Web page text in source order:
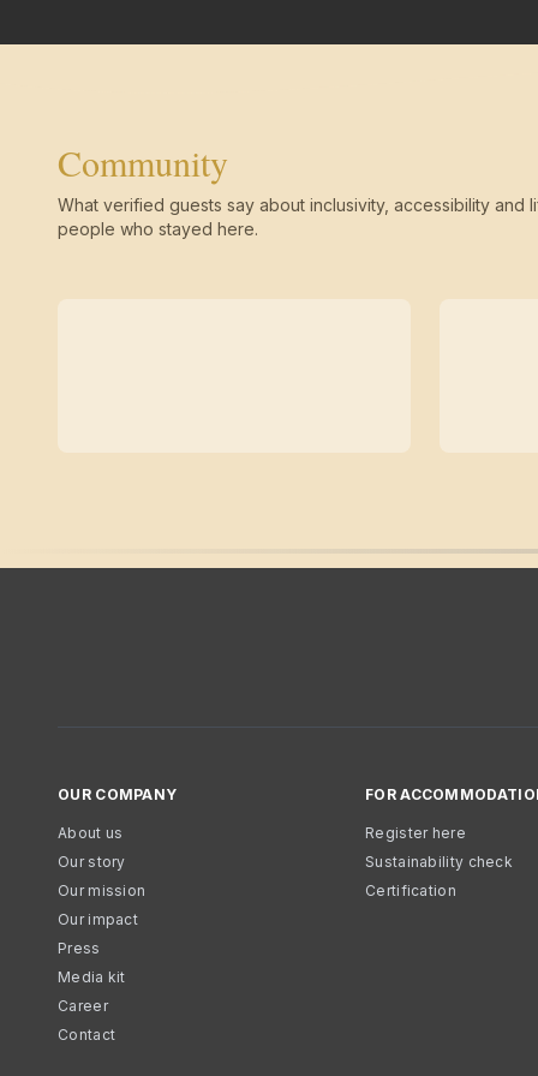
Community
What verified guests say about inclusivity, accessibility and
people who stayed here.
OUR COMPANY
About us
Our story
Our mission
Our impact
Press
Media kit
Career
Contact
FOR
Register here
Sustainability check
Certification